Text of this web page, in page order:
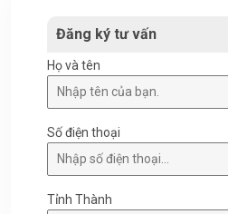
Đăng ký tư vấn
Họ và tên
Số điện thoại
Tỉnh Thành